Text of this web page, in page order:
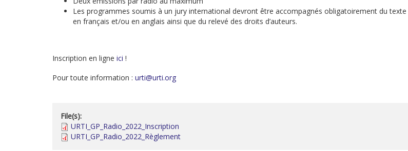
Les programmes soumis à un jury international devront être accompagnés obligatoirement du
en français et/ou en anglais ainsi que du relevé des droits d’auteurs.
Inscription en ligne ici !
Pour toute information : urti@urti.org
File(s):
URTI_GP_Radio_2022_Inscription
URTI_GP_Radio_2022_Règlement